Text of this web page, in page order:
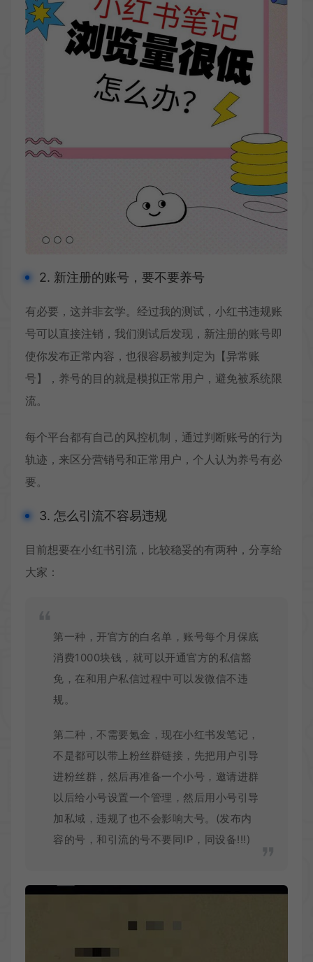
2. 新注册的账号，要不要养号
有必要，这并非玄学。经过我的测试，小红书违规账
号可以直接注销，我们测试后发现，新注册的账号即
使你发布正常内容，也很容易被判定为【异常账
号】，养号的目的就是模拟正常用户，避免被系统限
流。
每个平台都有自己的风控机制，通过判断账号的行为
轨迹，来区分营销号和正常用户，个人认为养号有必
要。
3. 怎么引流不容易违规
目前想要在小红书引流，比较稳妥的有两种，分享给
大家：
第一种，开官方的白名单，账号每个月保底
消费1000块钱，就可以开通官方的私信豁
免，在和用户私信过程中可以发微信不违
规。
第二种，不需要氪金，现在小红书发笔记，
不是都可以带上粉丝群链接，先把用户引导
进粉丝群，然后再准备一个小号，邀请进群
以后给小号设置一个管理，然后用小号引导
加私域，违规了也不会影响大号。(发布内
容的号，和引流的号不要同IP，同设备!!!)